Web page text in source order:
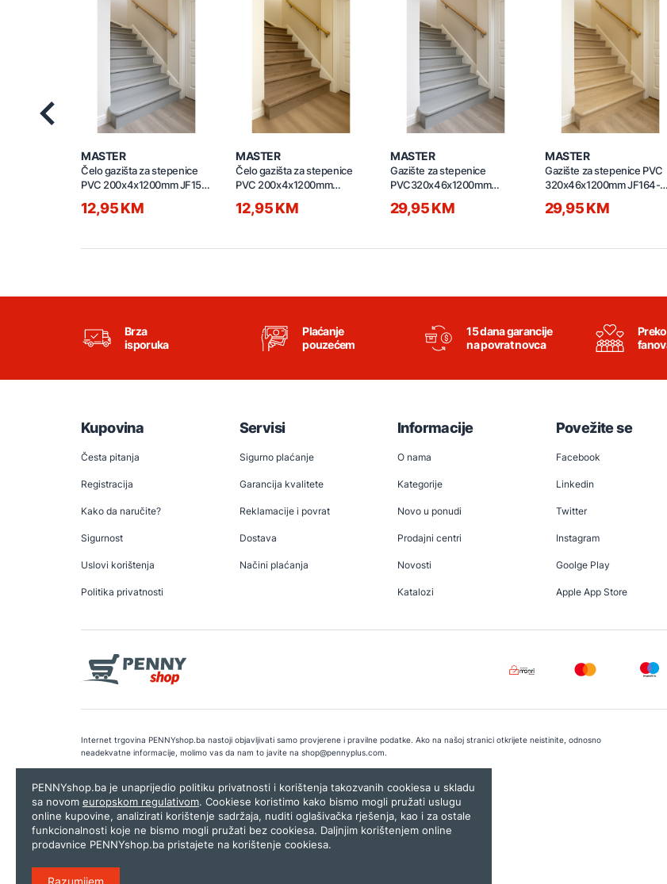
MASTER
Čelo gazišta za stepenice
PVC 200x4x1200mm JF156
sivo
12,95 KM
MASTER
Čelo gazišta za stepenice
PVC 200x4x1200mm
JF156-07111 hrast
12,95 KM
MASTER
Gazište za stepenice
PVC320x46x1200mm
JF164 sivo
29,95 KM
MASTER
Gazište za stepenice PVC
320x46x1200mm JF164-
001 hrast
29,95 KM
Brza
isporuka
Plaćanje
pouzećem
15 dana garancije
na povrat novca
Kupovina
Česta pitanja
Registracija
Kako da naručite?
Sigurnost
Uslovi korištenja
Politika privatnosti
Servisi
Sigurno plaćanje
Garancija kvalitete
Reklamacije i povrat
Dostava
Načini plaćanja
Informacije
O nama
Kategorije
Novo u ponudi
Prodajni centri
Novosti
Katalozi
Povežite se
Facebook
Linkedin
Twitter
Instagram
Goolge Play
Apple App Store
Internet trgovina PENNYshop.ba nastoji objavljivati samo provjerene i pravilne podatke. Ako na našoj stranici otkrijete neistinite, odnosno
neadekvatne informacije, molimo vas da nam to javite na shop@pennyplus.com.
Copyright © 2026.Penny plus d.o.o. Sarajevo.Dizajn i programiranje:Lampa.ba
PENNYshop.ba je unaprijedio politiku privatnosti i korištenja takozvanih cookiesa u skladu
sa novom europskom regulativom. Cookiese koristimo kako bismo mogli pružati uslugu
online kupovine, analizirati korištenje sadržaja, nuditi oglašivačka rješenja, kao i za ostale
funkcionalnosti koje ne bismo mogli pružati bez cookiesa. Daljnjim korištenjem online
prodavnice PENNYshop.ba pristajete na korištenje cookiesa.
Razumijem